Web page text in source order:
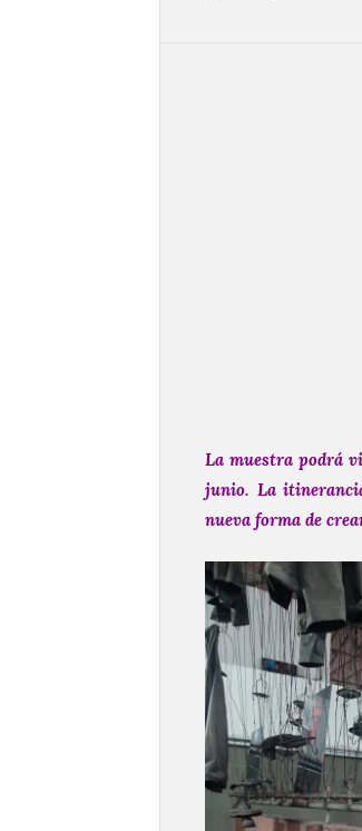
La muestra podrá
junio. La
nueva forma de